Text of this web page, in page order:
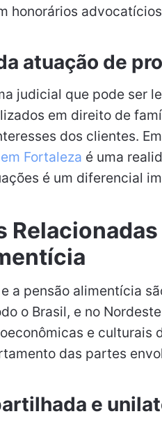
honorários
atuação de
judicial que pode ser
em direito de
dos clientes.
Fortaleza é uma
é um diferencial
a pensão alimentícia
o Brasil, e no
e culturais
das partes
e